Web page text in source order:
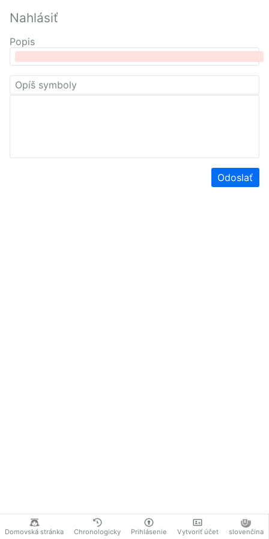
Domovská stránka Chronologicky Prihlásenie Vytvoriť účet slovenčina
Nahlásiť
Popis
Odoslať